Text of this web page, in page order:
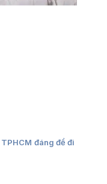
đáng để đi